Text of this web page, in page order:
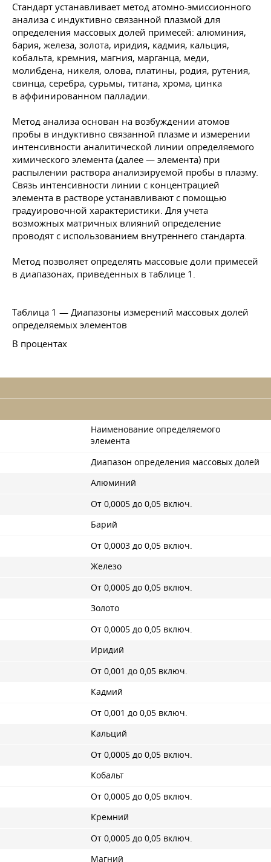
Стандарт устанавливает метод атомно-эмиссионного
анализа с индуктивно связанной плазмой для
определения массовых долей примесей: алюминия,
бария, железа, золота, иридия, кадмия, кальция,
кобальта, кремния, магния, марганца, меди,
молибдена, никеля, олова, платины, родия, рутения,
свинца, серебра, сурьмы, титана, хрома, цинка
в аффинированном палладии.
Метод анализа основан на возбуждении атомов
пробы в индуктивно связанной плазме и измерении
интенсивности аналитической линии определяемого
химического элемента (далее — элемента) при
распылении раствора анализируемой пробы в плазму.
Связь интенсивности линии с концентрацией
элемента в растворе устанавливают с помощью
градуировочной характеристики. Для учета
возможных матричных влияний определение
проводят с использованием внутреннего стандарта.
Метод позволяет определять массовые доли примесей
в диапазонах, приведенных в таблице 1.
Таблица 1 — Диапазоны измерений массовых долей
определяемых элементов
В процентах
Наименование определяемого
элемента
Диапазон определения массовых долей
Алюминий
От 0,0005 до 0,05 включ.
Барий
От 0,0003 до 0,05 включ.
Железо
От 0,0005 до 0,05 включ.
Золото
От 0,0005 до 0,05 включ.
Иридий
От 0,001 до 0,05 включ.
Кадмий
От 0,001 до 0,05 включ.
Кальций
От 0,0005 до 0,05 включ.
Кобальт
От 0,0005 до 0,05 включ.
Кремний
От 0,0005 до 0,05 включ.
Магний